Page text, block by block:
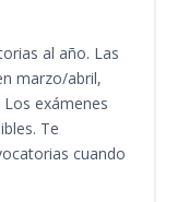
al año. Las
marzo/abril,
exámenes
Te
cuando